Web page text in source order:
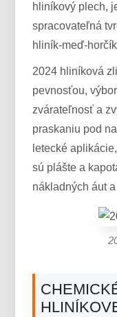
hliníkový plech,
spracovateľná
hliník-meď-
2024 hliníková
pevnosťou,
zvárateľnosť a
praskaniu pod
letecké
sú plášte a
nákladných áut